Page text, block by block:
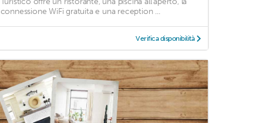
connessione WiFi gratuita e una reception ...
Verifica disponibilità